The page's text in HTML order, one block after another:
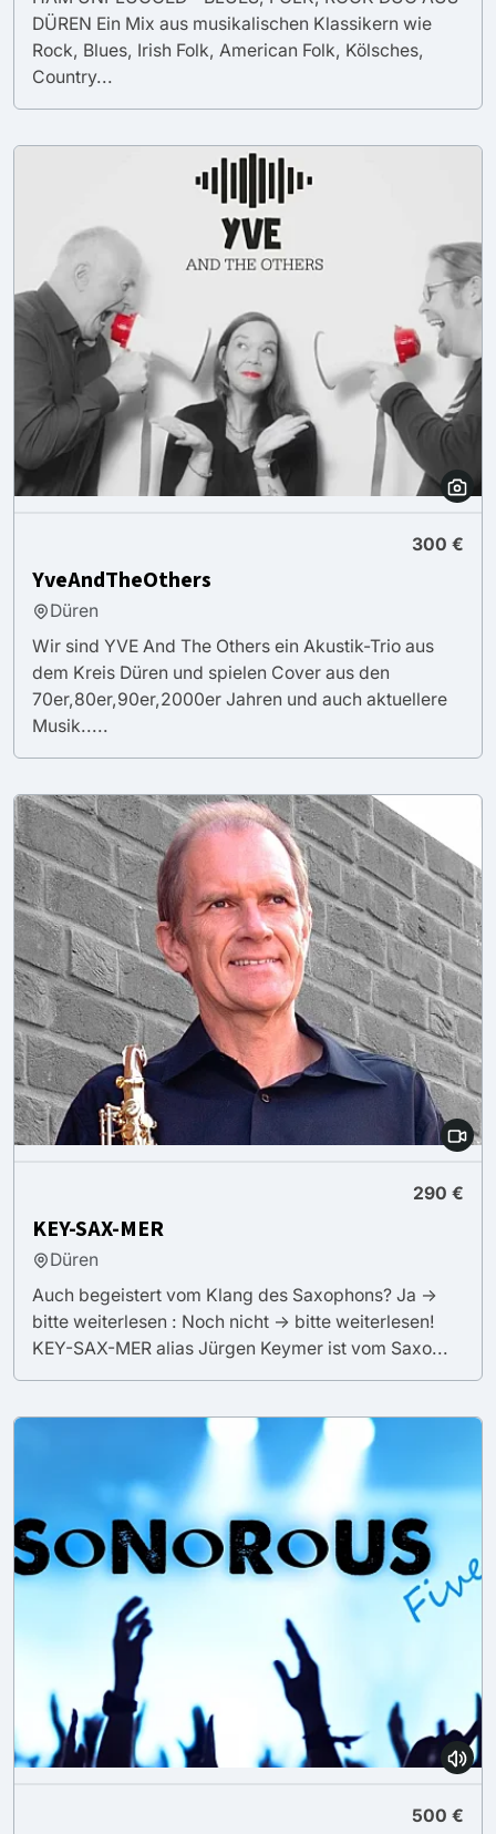
DÜREN Ein Mix aus musikalischen Klassikern wie
Rock, Blues, Irish Folk, American Folk, Kölsches,
Country...
300 €
YveAndTheOthers
Düren
Wir sind YVE And The Others ein Akustik-Trio aus
dem Kreis Düren und spielen Cover aus den
70er,80er,90er,2000er Jahren und auch aktuellere
Musik.....
290 €
KEY-SAX-MER
Düren
Auch begeistert vom Klang des Saxophons? Ja ->
bitte weiterlesen : Noch nicht -> bitte weiterlesen!
KEY-SAX-MER alias Jürgen Keymer ist vom Saxo...
500 €